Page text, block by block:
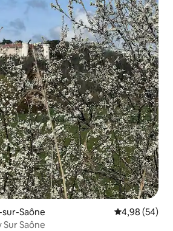
Saône Évaluation
4,98 (54)
Sur Saône